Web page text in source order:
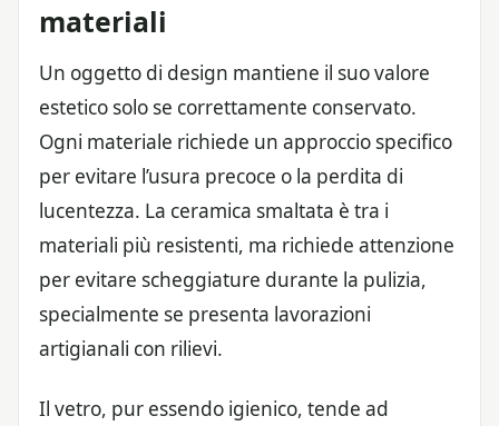
materiali
Un oggetto di design mantiene il suo valore
estetico solo se correttamente conservato.
Ogni materiale richiede un approccio specifico
per evitare l’usura precoce o la perdita di
lucentezza. La ceramica smaltata è tra i
materiali più resistenti, ma richiede attenzione
per evitare scheggiature durante la pulizia,
specialmente se presenta lavorazioni
artigianali con rilievi.
Il vetro, pur essendo igienico, tende ad